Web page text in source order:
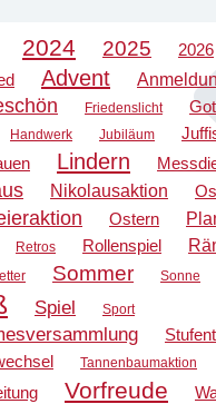
2024 2025 2026
Advent
Friedenslicht
Handwerk Jubiläum
Lindern
Nikolausaktion
Ostern
Retros Rollenspiel
Sommer Sonne
Spiel Sport
Tannenbaumaktion
Vorfreude